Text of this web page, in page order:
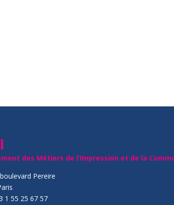
des Métiers de l’Impression et de la
Pereire
1 55 25 67 57